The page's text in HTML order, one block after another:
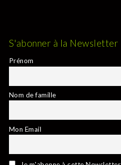
S'abonner à la Newsletter
Prénom
Nom de famille
Mon Email